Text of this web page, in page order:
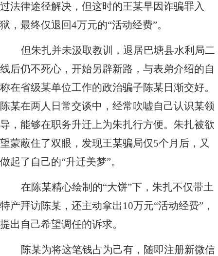
过法律途径解决，但这时的王某早因诈骗罪入
狱，最终仅退回4万元的“活动经费”。
但朱扎并未汲取教训，退居巴塘县水利局二
线后仍不死心，开始另辟新路，与表弟介绍的自
称在省级某单位工作的政治骗子陈某日渐交好。
陈某在两人日常交谈中，经常吹嘘自己认识某领
导，能够在职务升迁上为朱扎行方便。朱扎被欲
望蒙蔽住了双眼，发现王某骗局仅5个月后，又
做起了自己的“升迁美梦”。
在陈某精心绘制的“大饼”下，朱扎不仅带土
特产拜访陈某，还主动拿出10万元“活动经费”，
提出自己希望调任的诉求。
陈某为将这笔钱占为己有，随即注册新微信